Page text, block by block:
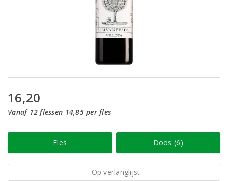
16,20
Vanaf 12 flessen 14,85 per fles
Fles Doos (6)
Op verlanglijst